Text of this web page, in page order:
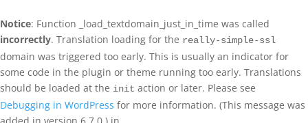
Notice: Function _load_textdomain_just_in_time was called
incorrectly. Translation loading for the really-simple-ssl
domain was triggered too early. This is usually an indicator for
some code in the plugin or theme running too early. Translations
should be loaded at the init action or later. Please see
Debugging in WordPress for more information. (This message was